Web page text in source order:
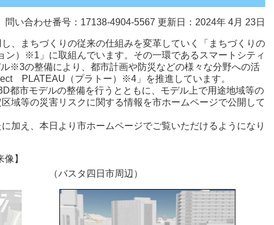
問い合わせ番号：17138-4904-5567 更新日：2024年 4月 23日
、まちづくりの従来の仕組みを変革していく「まちづくりの
ン）※1」に取組んでいます。その一環であるスマートシティ
※3の整備により、都市計画や防災などの様々な分野への活
PLATEAU（プラトー）※4」を推進しています。
都市モデルの整備を行うとともに、モデル上で用途地域等の
域等の災害リスクに関する情報を市ホームページで公開して
加え、本日より市ホームページでご覧いただけるようになり
】
タ四日市周辺）